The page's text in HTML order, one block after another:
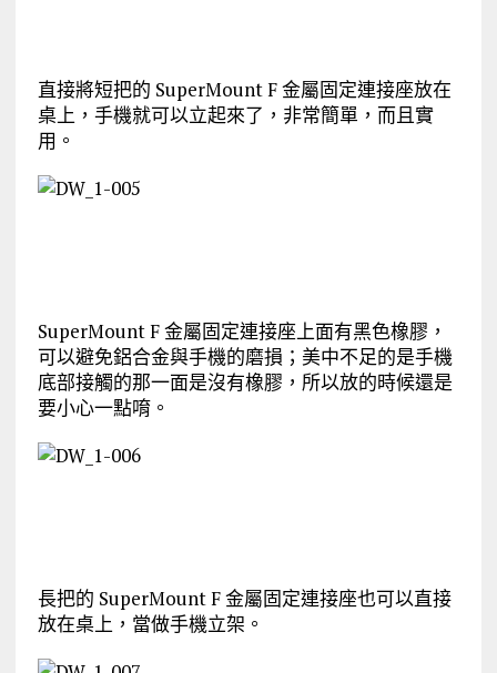
直接將短把的 SuperMount F 金屬固定連接座放在
桌上，手機就可以立起來了，非常簡單，而且實
用。
SuperMount F 金屬固定連接座上面有黑色橡膠，
可以避免鋁合金與手機的磨損；美中不足的是手機
底部接觸的那一面是沒有橡膠，所以放的時候還是
要小心一點唷。
長把的 SuperMount F 金屬固定連接座也可以直接
放在桌上，當做手機立架。